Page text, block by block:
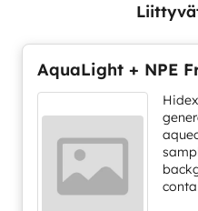
AquaLight + NPE